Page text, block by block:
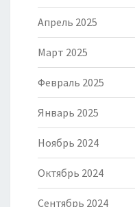
Апрель 2025
Март 2025
Февраль 2025
Январь 2025
Ноябрь 2024
Октябрь 2024
Сентябрь 2024